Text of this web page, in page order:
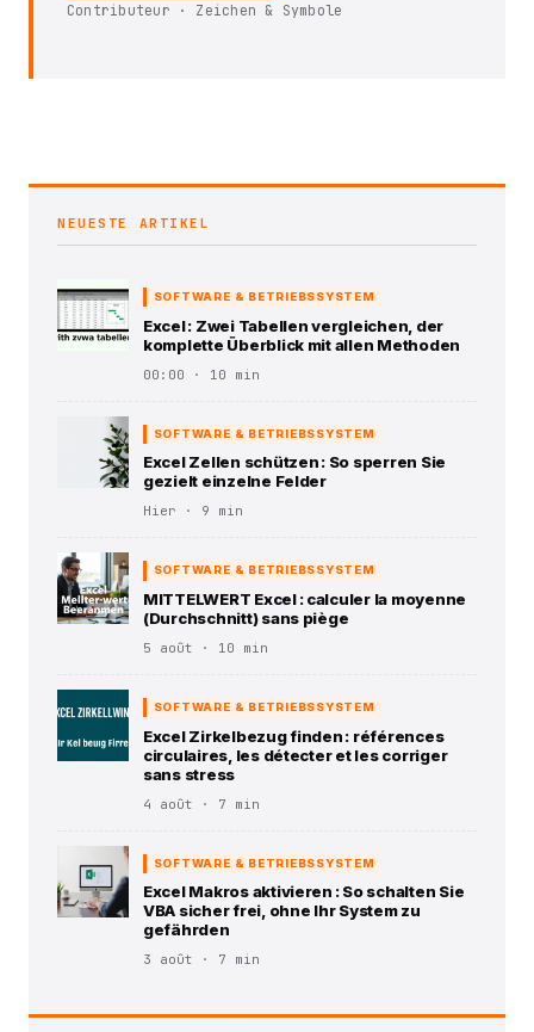
Contributeur · Zeichen & Symbole
NEUESTE ARTIKEL
SOFTWARE & BETRIEBSSYSTEM
Excel : Zwei Tabellen vergleichen, der
komplette Überblick mit allen Methoden
00:00 · 10 min
SOFTWARE & BETRIEBSSYSTEM
Excel Zellen schützen : So sperren Sie
gezielt einzelne Felder
Hier · 9 min
SOFTWARE & BETRIEBSSYSTEM
MITTELWERT Excel : calculer la moyenne
(Durchschnitt) sans piège
5 août · 10 min
SOFTWARE & BETRIEBSSYSTEM
Excel Zirkelbezug finden : références
circulaires, les détecter et les corriger
sans stress
4 août · 7 min
SOFTWARE & BETRIEBSSYSTEM
Excel Makros aktivieren : So schalten Sie
VBA sicher frei, ohne Ihr System zu
gefährden
3 août · 7 min